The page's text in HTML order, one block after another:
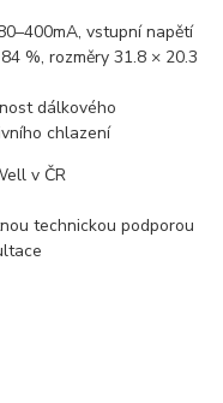
vstupní napětí
%, rozměry 31.8 × 20.3
dálkového
chlazení
v ČR
technickou podporou